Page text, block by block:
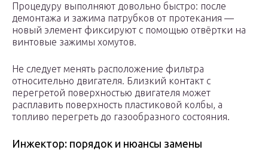
Процедуру выполняют довольно быстро: после
демонтажа и зажима патрубков от протекания —
новый элемент фиксируют с помощью отвёртки на
винтовые зажимы хомутов.
Не следует менять расположение фильтра
относительно двигателя. Близкий контакт с
перегретой поверхностью двигателя может
расплавить поверхность пластиковой колбы, а
топливо перегреть до газообразного состояния.
Инжектор: порядок и нюансы замены